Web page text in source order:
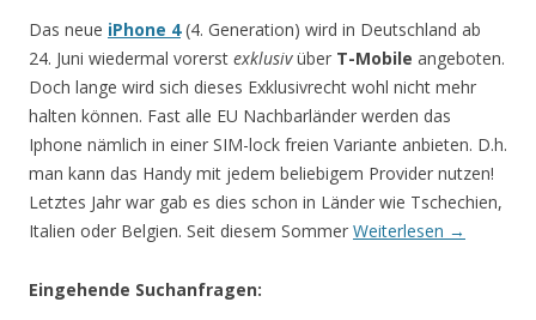
Das neue iPhone 4(4. Generation) wird in Deutschland ab
24. Juni wiedermal vorerst exklusivüber T-Mobile angeboten.
Doch lange wird sich dieses Exklusivrecht wohl nicht mehr
halten können. Fast alle EU Nachbarländer werden das
Iphone nämlich in einer SIM-lock freien Variante anbieten. D.h.
man kann das Handy mit jedem beliebigem Provider nutzen!
Letztes Jahr war gab es dies schon in Länder wie Tschechien,
Italien oder Belgien. Seit diesem Sommer Weiterlesen →
Eingehende Suchanfragen: